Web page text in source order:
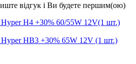
відгук і Ви будете першим(ою)
Hyper H4 +30% 60/55W 12V(1 шт.)
Hyper HB3 +30% 65W 12V (1 шт.)